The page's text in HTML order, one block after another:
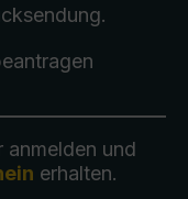
.
anmelden und
erhalten.